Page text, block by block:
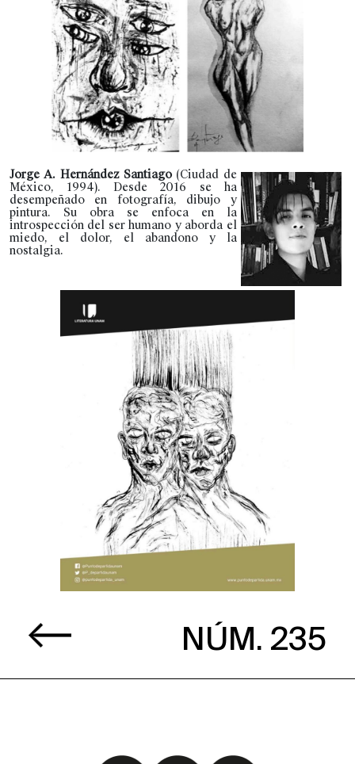
Jorge A. Hernández Santiago (Ciudad de
México, 1994). Desde 2016 se ha
desempeñado en fotografía, dibujo y
pintura. Su obra se enfoca en la
introspección del ser humano y aborda el
miedo, el dolor, el abandono y la
nostalgia.
NÚM. 235